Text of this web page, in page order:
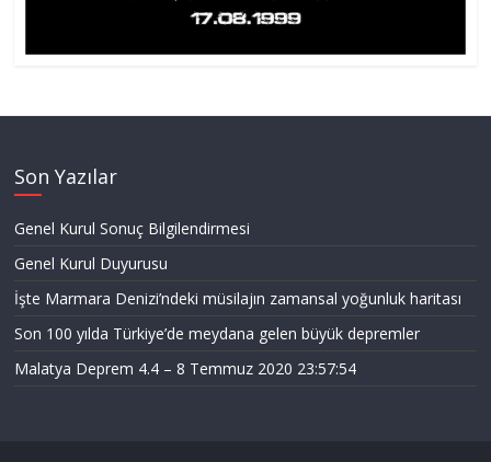
Son Yazılar
Genel Kurul Sonuç Bilgilendirmesi
Genel Kurul Duyurusu
İşte Marmara Denizi’ndeki müsilajın zamansal yoğunluk haritası
Son 100 yılda Türkiye’de meydana gelen büyük depremler
Malatya Deprem 4.4 – 8 Temmuz 2020 23:57:54